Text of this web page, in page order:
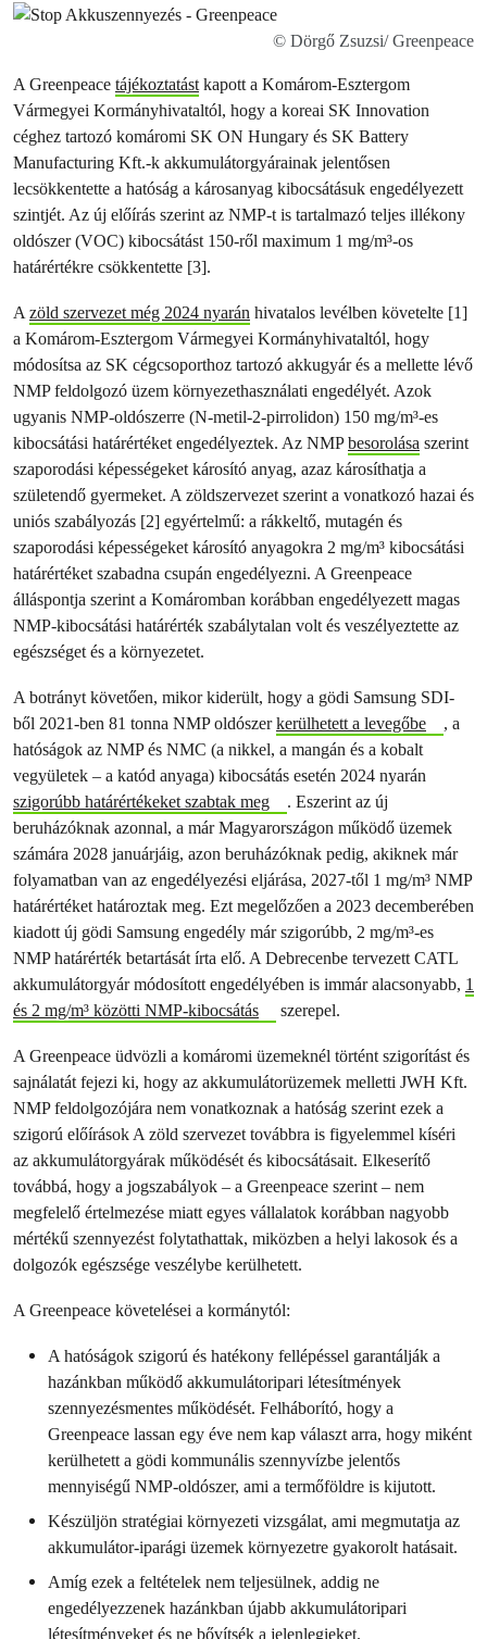
© Dörgő Zsuzsi/ Greenpeace
A Greenpeace tájékoztatástkapott a Komárom-Esztergom
Vármegyei Kormányhivataltól, hogy a koreai SK Innovation
céghez tartozó komáromi SK ON Hungary és SK Battery
Manufacturing Kft.-k akkumulátorgyárainak jelentősen
lecsökkentette a hatóság a károsanyag kibocsátásuk engedélyezett
szintjét. Az új előírás szerint az NMP-t is tartalmazó teljes illékony
oldószer (VOC) kibocsátást 150-ről maximum 1 mg/m³-os
határértékre csökkentette [3].
Azöld szervezet még 2024 nyarán hivatalos levélben követelte [1]
a Komárom-Esztergom Vármegyei Kormányhivataltól, hogy
módosítsa az SK cégcsoporthoz tartozó akkugyár és a mellette lévő
NMP feldolgozó üzem környezethasználati engedélyét. Azok
ugyanis NMP-oldószerre (N-metil-2-pirrolidon) 150 mg/m³-es
kibocsátási határértéket engedélyeztek. Az NMPbesorolása szerint
szaporodási képességeket károsító anyag, azaz károsíthatja a
születendő gyermeket. A zöldszervezet szerint a vonatkozó hazai és
uniós szabályozás [2] egyértelmű: a rákkeltő, mutagén és
szaporodási képességeket károsító anyagokra 2 mg/m³ kibocsátási
határértéket szabadna csupán engedélyezni. A Greenpeace
álláspontja szerint a Komáromban korábban engedélyezett magas
NMP-kibocsátási határérték szabálytalan volt és veszélyeztette az
egészséget és a környezetet.
A botrányt követően, mikor kiderült, hogy a gödi Samsung SDI-
ből 2021-ben 81 tonna NMP oldószerkerülhetett a levegőbe
, a
hatóságok az NMP és NMC (a nikkel, a mangán és a kobalt
vegyületek – a katód anyaga) kibocsátás esetén 2024 nyarán
szigorúbb határértékeket szabtak meg
. Eszerint az új
beruházóknak azonnal, a már Magyarországon működő üzemek
számára 2028 januárjáig, azon beruházóknak pedig, akiknek már
folyamatban van az engedélyezési eljárása, 2027-től 1 mg/m³ NMP
határértéket határoztak meg. Ezt megelőzően a 2023 decemberében
kiadott új gödi Samsung engedély már szigorúbb, 2 mg/m³-es
NMP határérték betartását írta elő. A Debrecenbe tervezett CATL
akkumulátorgyár módosított engedélyében is immár alacsonyabb, 1
és 2 mg/m³ közötti NMP-kibocsátás
szerepel.
A Greenpeace üdvözli a komáromi üzemeknél történt szigorítást és
sajnálatát fejezi ki, hogy az akkumulátorüzemek melletti JWH Kft.
NMP feldolgozójára nem vonatkoznak a hatóság szerint ezek a
szigorú előírások A zöld szervezet továbbra is figyelemmel kíséri
az akkumulátorgyárak működését és kibocsátásait. Elkeserítő
továbbá, hogy a jogszabályok – a Greenpeace szerint – nem
megfelelő értelmezése miatt egyes vállalatok korábban nagyobb
mértékű szennyezést folytathattak, miközben a helyi lakosok és a
dolgozók egészsége veszélybe kerülhetett.
A Greenpeace követelései a kormánytól:
A hatóságok szigorú és hatékony fellépéssel garantálják a
hazánkban működő akkumulátoripari létesítmények
szennyezésmentes működését. Felháborító, hogy a
Greenpeace lassan egy éve nem kap választ arra, hogy miként
kerülhetett a gödi kommunális szennyvízbe jelentős
mennyiségű NMP-oldószer, ami a termőföldre is kijutott.
Készüljön stratégiai környezeti vizsgálat, ami megmutatja az
akkumulátor-iparági üzemek környezetre gyakorolt hatásait.
Amíg ezek a feltételek nem teljesülnek, addig ne
engedélyezzenek hazánkban újabb akkumulátoripari
létesítményeket és ne bővítsék a jelenlegieket.